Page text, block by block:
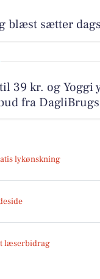
blæst sætter
39 kr. og Yoggi
fra
lykønskning
læserbidrag